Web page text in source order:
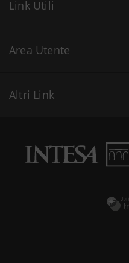
Link Utili
Area Utente
Altri Link